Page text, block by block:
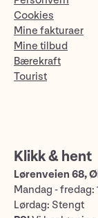
Cookies
Mine fakturaer
Mine tilbud
Bærekraft
Tourist
Klikk & hent
Lørenveien 68,
Mandag - fredag:
Lørdag: Stengt